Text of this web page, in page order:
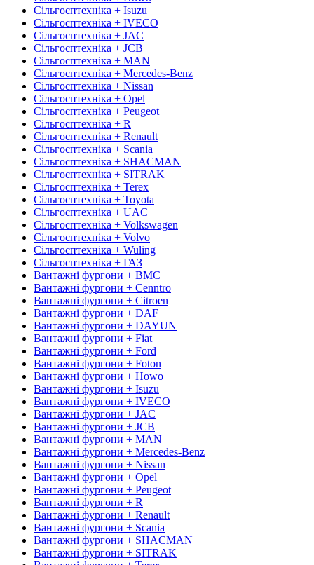
Сільгосптехніка + Isuzu
Сільгосптехніка + IVECO
Сільгосптехніка + JAC
Сільгосптехніка + JCB
Сільгосптехніка + MAN
Сільгосптехніка + Mercedes-Benz
Сільгосптехніка + Nissan
Сільгосптехніка + Opel
Сільгосптехніка + Peugeot
Сільгосптехніка + R
Сільгосптехніка + Renault
Сільгосптехніка + Scania
Сільгосптехніка + SHACMAN
Сільгосптехніка + SITRAK
Сільгосптехніка + Terex
Сільгосптехніка + Toyota
Сільгосптехніка + UAC
Сільгосптехніка + Volkswagen
Сільгосптехніка + Volvo
Сільгосптехніка + Wuling
Сільгосптехніка + ГАЗ
Вантажні фургони + BMC
Вантажні фургони + Cenntro
Вантажні фургони + Citroen
Вантажні фургони + DAF
Вантажні фургони + DAYUN
Вантажні фургони + Fiat
Вантажні фургони + Ford
Вантажні фургони + Foton
Вантажні фургони + Howo
Вантажні фургони + Isuzu
Вантажні фургони + IVECO
Вантажні фургони + JAC
Вантажні фургони + JCB
Вантажні фургони + MAN
Вантажні фургони + Mercedes-Benz
Вантажні фургони + Nissan
Вантажні фургони + Opel
Вантажні фургони + Peugeot
Вантажні фургони + R
Вантажні фургони + Renault
Вантажні фургони + Scania
Вантажні фургони + SHACMAN
Вантажні фургони + SITRAK